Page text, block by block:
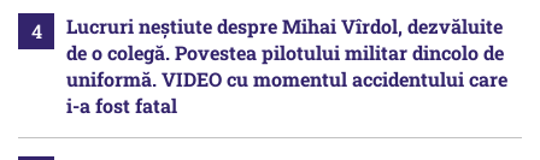
Lucruri neștiute despre Mihai Vîrdol, dezvăluite
de o colegă. Povestea pilotului militar dincolo de
uniformă. VIDEO cu momentul accidentului care
i-a fost fatal